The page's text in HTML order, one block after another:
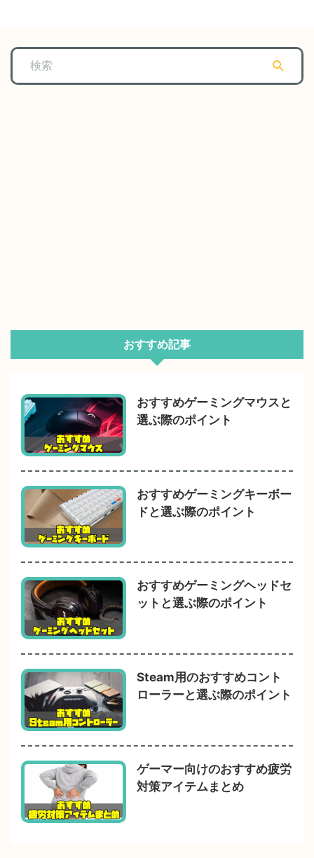
おすすめ記事
おすすめゲーミングマウスと
選ぶ際のポイント
おすすめゲーミングキーボー
ドと選ぶ際のポイント
おすすめゲーミングヘッドセ
ットと選ぶ際のポイント
Steam用のおすすめコント
ローラーと選ぶ際のポイント
ゲーマー向けのおすすめ疲労
対策アイテムまとめ